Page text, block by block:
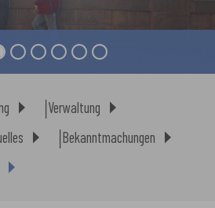
Verwaltung
Bekanntmachungen